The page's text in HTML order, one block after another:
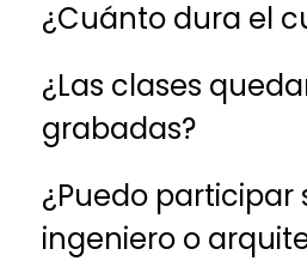
¿Cuánto dura el
¿Las clases
grabadas?
¿Puedo participar
ingeniero o